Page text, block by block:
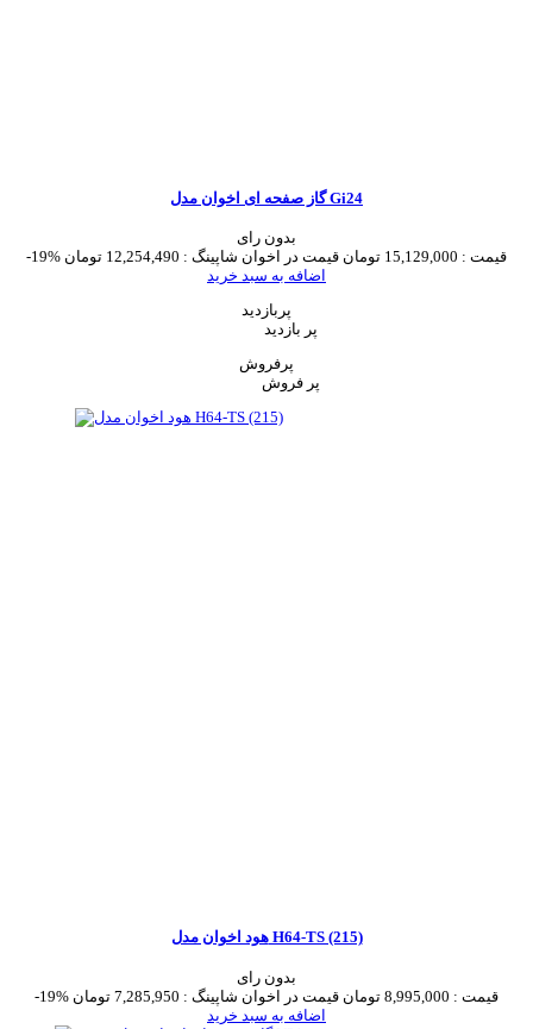
گاز صفحه ای اخوان مدل Gi24
بدون رای
-19%
قیمت : 15,129,000 تومان قیمت در اخوان شاپینگ : 12,254,490 تومان
اضافه به سبد خرید
پربازدید
پر بازدید
پرفروش
هود اخوان مدل H64-TS (215)
بدون رای
-19%
قیمت : 8,995,000 تومان قیمت در اخوان شاپینگ : 7,285,950 تومان
اضافه به سبد خرید